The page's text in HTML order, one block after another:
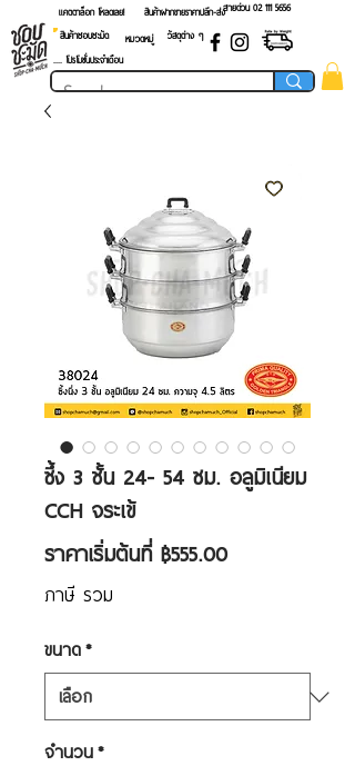
แคตตาล็อก โหลดเลย! สายด่วน 02 ​111 5656
สินค้าฝากขายราคาปลีก-ส่ง
สินค้าชอบชะมัด
หมวดหมู่
วัสดุต่าง ๆ
.... โปรโมชั่นประจำเดือน
ซึ้ง 3 ชั้น 24- 54 ซม. อลูมิเนียม
CCH จระเข้
ราคาเริ่มต้นที่ ฿555.00ราคา
ภาษี รวม
ขนาด*
จำนวน*